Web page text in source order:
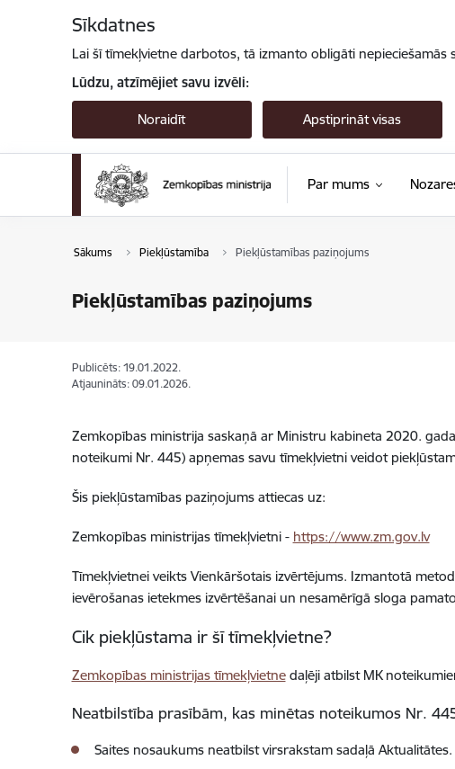
Sīkdatnes
Lai šī tīmekļvietne darbotos, tā izmanto obligāti
Lūdzu, atzīmējiet savu izvēli:
Noraidīt Apstiprināt visas
Par mums
Sākums Piekļūstamība Piekļūstamības paziņojums
Piekļūstamības paziņojums
Publicēts: 19.01.2022.
Atjaunināts: 09.01.2026.
Zemkopības ministrija saskaņā ar Ministru kabineta 2020.
noteikumi Nr. 445) apņemas savu tīmekļvietni veidot
Šis piekļūstamības paziņojums attiecas uz:
Zemkopības ministrijas tīmekļvietni - https://www.zm.gov.lv
Tīmekļvietnei veikts Vienkāršotais izvērtējums. Izmantotā
ievērošanas ietekmes izvērtēšanai un nesamērīgā sloga
Cik piekļūstama ir šī tīmekļvietne?
Zemkopības ministrijas tīmekļvietnedaļēji atbilst MK
Neatbilstība prasībām, kas minētas noteikumos Nr.
Saites nosaukums neatbilst virsrakstam sadaļā Aktualitātes.